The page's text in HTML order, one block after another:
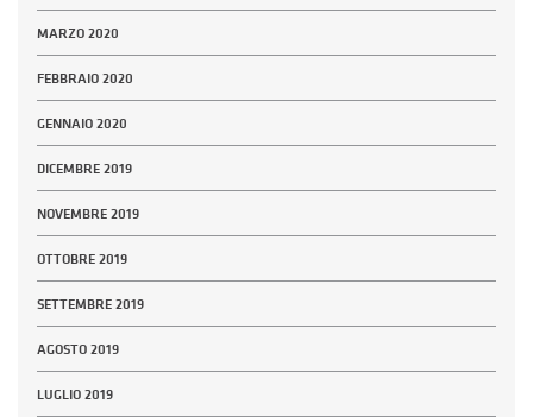
MARZO 2020
FEBBRAIO 2020
GENNAIO 2020
DICEMBRE 2019
NOVEMBRE 2019
OTTOBRE 2019
SETTEMBRE 2019
AGOSTO 2019
LUGLIO 2019